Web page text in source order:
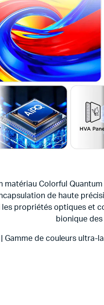
matériau Colorful
de haute
propriétés optiques et
bionique
Gamme de couleurs ultra-